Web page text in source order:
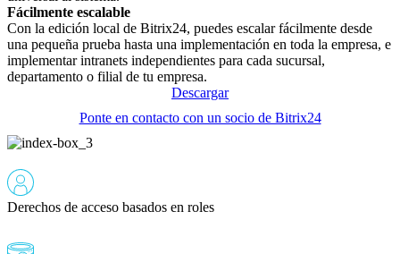
Fácilmente escalable
Con la edición local de Bitrix24, puedes escalar fácilmente desde
una pequeña prueba hasta una implementación en toda la empresa, e
implementar intranets independientes para cada sucursal,
departamento o filial de tu empresa.
Descargar
Ponte en contacto con un socio de Bitrix24
Derechos de acceso basados en roles